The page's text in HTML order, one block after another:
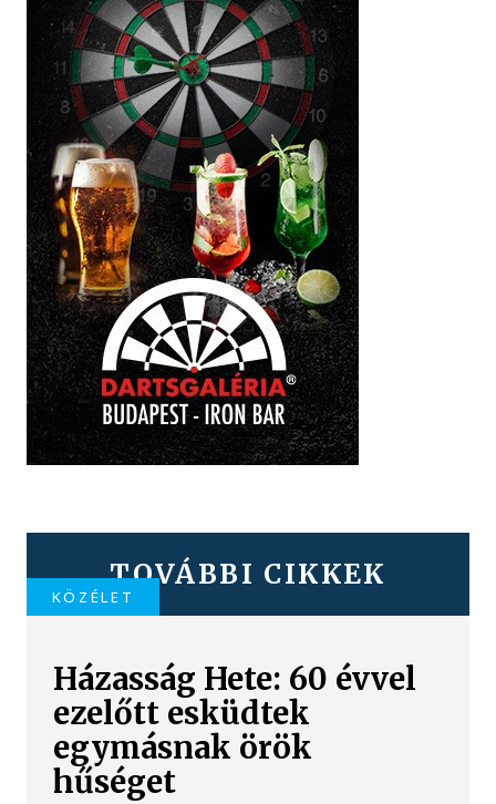
TOVÁBBI CIKKEK
KÖZÉLET
Házasság Hete: 60 évvel
ezelőtt esküdtek
egymásnak örök
hűséget